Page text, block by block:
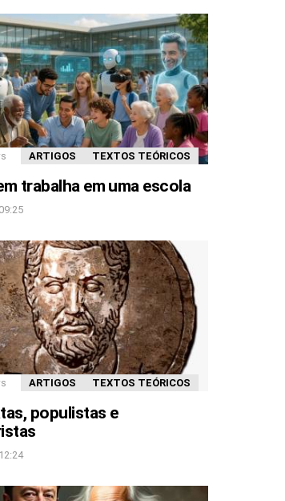
ARTIGOS TEXTOS TEÓRICOS
trabalha em uma escola
ARTIGOS TEXTOS TEÓRICOS
populistas e